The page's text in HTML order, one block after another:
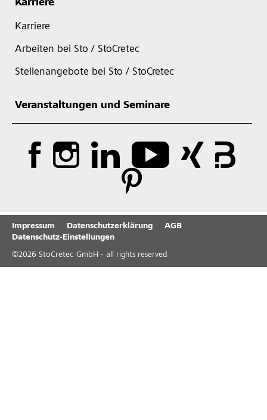
Karriere
Karriere
Arbeiten bei Sto / StoCretec
Stellenangebote bei Sto / StoCretec
Veranstaltungen und Seminare
Impressum Datenschutzerklärung
AGB
Datenschutz-Einstellungen
©2026 StoCretec GmbH - all rights reserved